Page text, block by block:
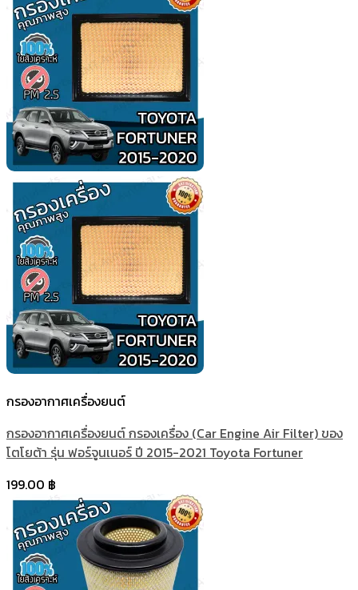
กรองอากาศเครื่องยนต์
กรองอากาศเครื่องยนต์ กรองเครื่อง (Car Engine Air Filter) ของ
โตโยต้า รุ่น ฟอร์จูนเนอร์ ปี 2015-2021 Toyota Fortuner
199.00 ฿